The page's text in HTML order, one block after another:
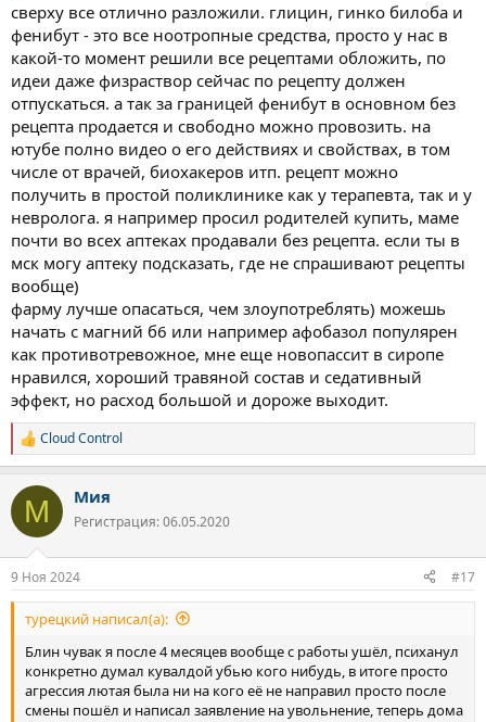
сверху все отлично разложили. глицин, гинко билоба и
фенибут - это все ноотропные средства, просто у нас в
какой-то момент решили все рецептами обложить, по
идеи даже физраствор сейчас по рецепту должен
отпускаться. а так за границей фенибут в основном без
рецепта продается и свободно можно провозить. на
ютубе полно видео о его действиях и свойствах, в том
числе от врачей, биохакеров итп. рецепт можно
получить в простой поликлинике как у терапевта, так и у
невролога. я например просил родителей купить, маме
почти во всех аптеках продавали без рецепта. если ты в
мск могу аптеку подсказать, где не спрашивают рецепты
вообще)
фарму лучше опасаться, чем злоупотреблять) можешь
начать с магний б6 или например афобазол популярен
как противотревожное, мне еще новопассит в сиропе
нравился, хороший травяной состав и седативный
эффект, но расход большой и дороже выходит.
Р
е
к
и
Cloud Control
М Мия
Регистрация: 06.05.2020
9 Ноя 2024 #17
турецкий написал(а):
Блин чувак я после 4 месяцев вообще с работы ушёл, психанул
конкретно думал кувалдой убью кого нибудь, в итоге просто
агрессия лютая была ни на кого её не направил просто после
смены пошёл и написал заявление на увольнение, теперь дома